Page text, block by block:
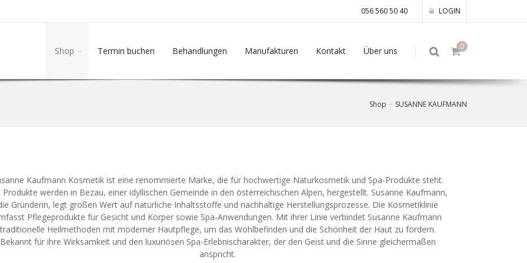
056 560 50 40 LOGIN
0
Shop Termin buchen Behandlungen Manufakturen Kontakt Über uns
Shop SUSANNE KAUFMANN
Kaufmann Kosmetik ist eine renommierte Marke, die für hochwertige Naturkosmetik und Spa-Produkte steht.
Produkte werden in Bezau, einer idyllischen Gemeinde in den österreichischen Alpen, hergestellt. Susanne Kaufmann,
Gründerin, legt großen Wert auf natürliche Inhaltsstoffe und nachhaltige Herstellungsprozesse. Die Kosmetiklinie
Pflegeprodukte für Gesicht und Körper sowie Spa-Anwendungen. Mit ihrer Linie verbindet Susanne Kaufmann
traditionelle Heilmethoden mit moderner Hautpflege, um das Wohlbefinden und die Schönheit der Haut zu fördern.
Bekannt für ihre Wirksamkeit und den luxuriösen Spa-Erlebnischarakter, der den Geist und die Sinne gleichermaßen
anspricht.